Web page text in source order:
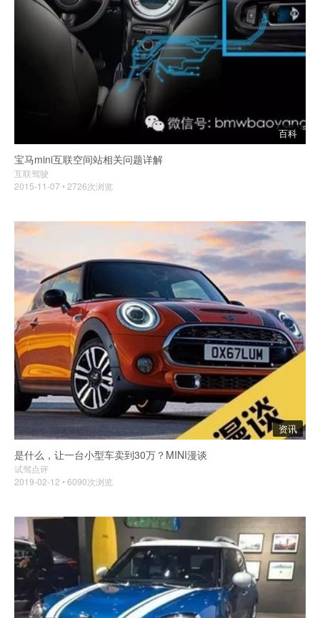
百科
宝马mini互联空间站相关问题详解
互联驾驶
2015-11-07 • 2726次浏览
资讯
是什么，让一台小型车卖到30万？MINI漫谈
试驾点评
2019-02-12 • 6090次浏览